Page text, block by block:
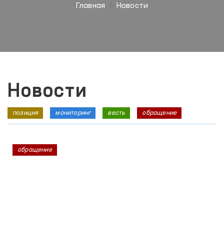
Главная Новости
Новости
позиция мониторинг весть обращение
обращение